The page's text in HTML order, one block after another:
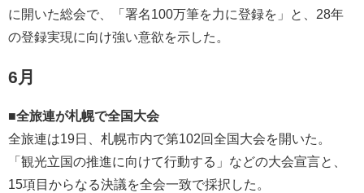
に開いた総会で、「署名100万筆を力に登録を」と、28年
の登録実現に向け強い意欲を示した。
6月
■全旅連が札幌で全国大会
全旅連は19日、札幌市内で第102回全国大会を開いた。
「観光立国の推進に向けて行動する」などの大会宣言と、
15項目からなる決議を全会一致で採択した。